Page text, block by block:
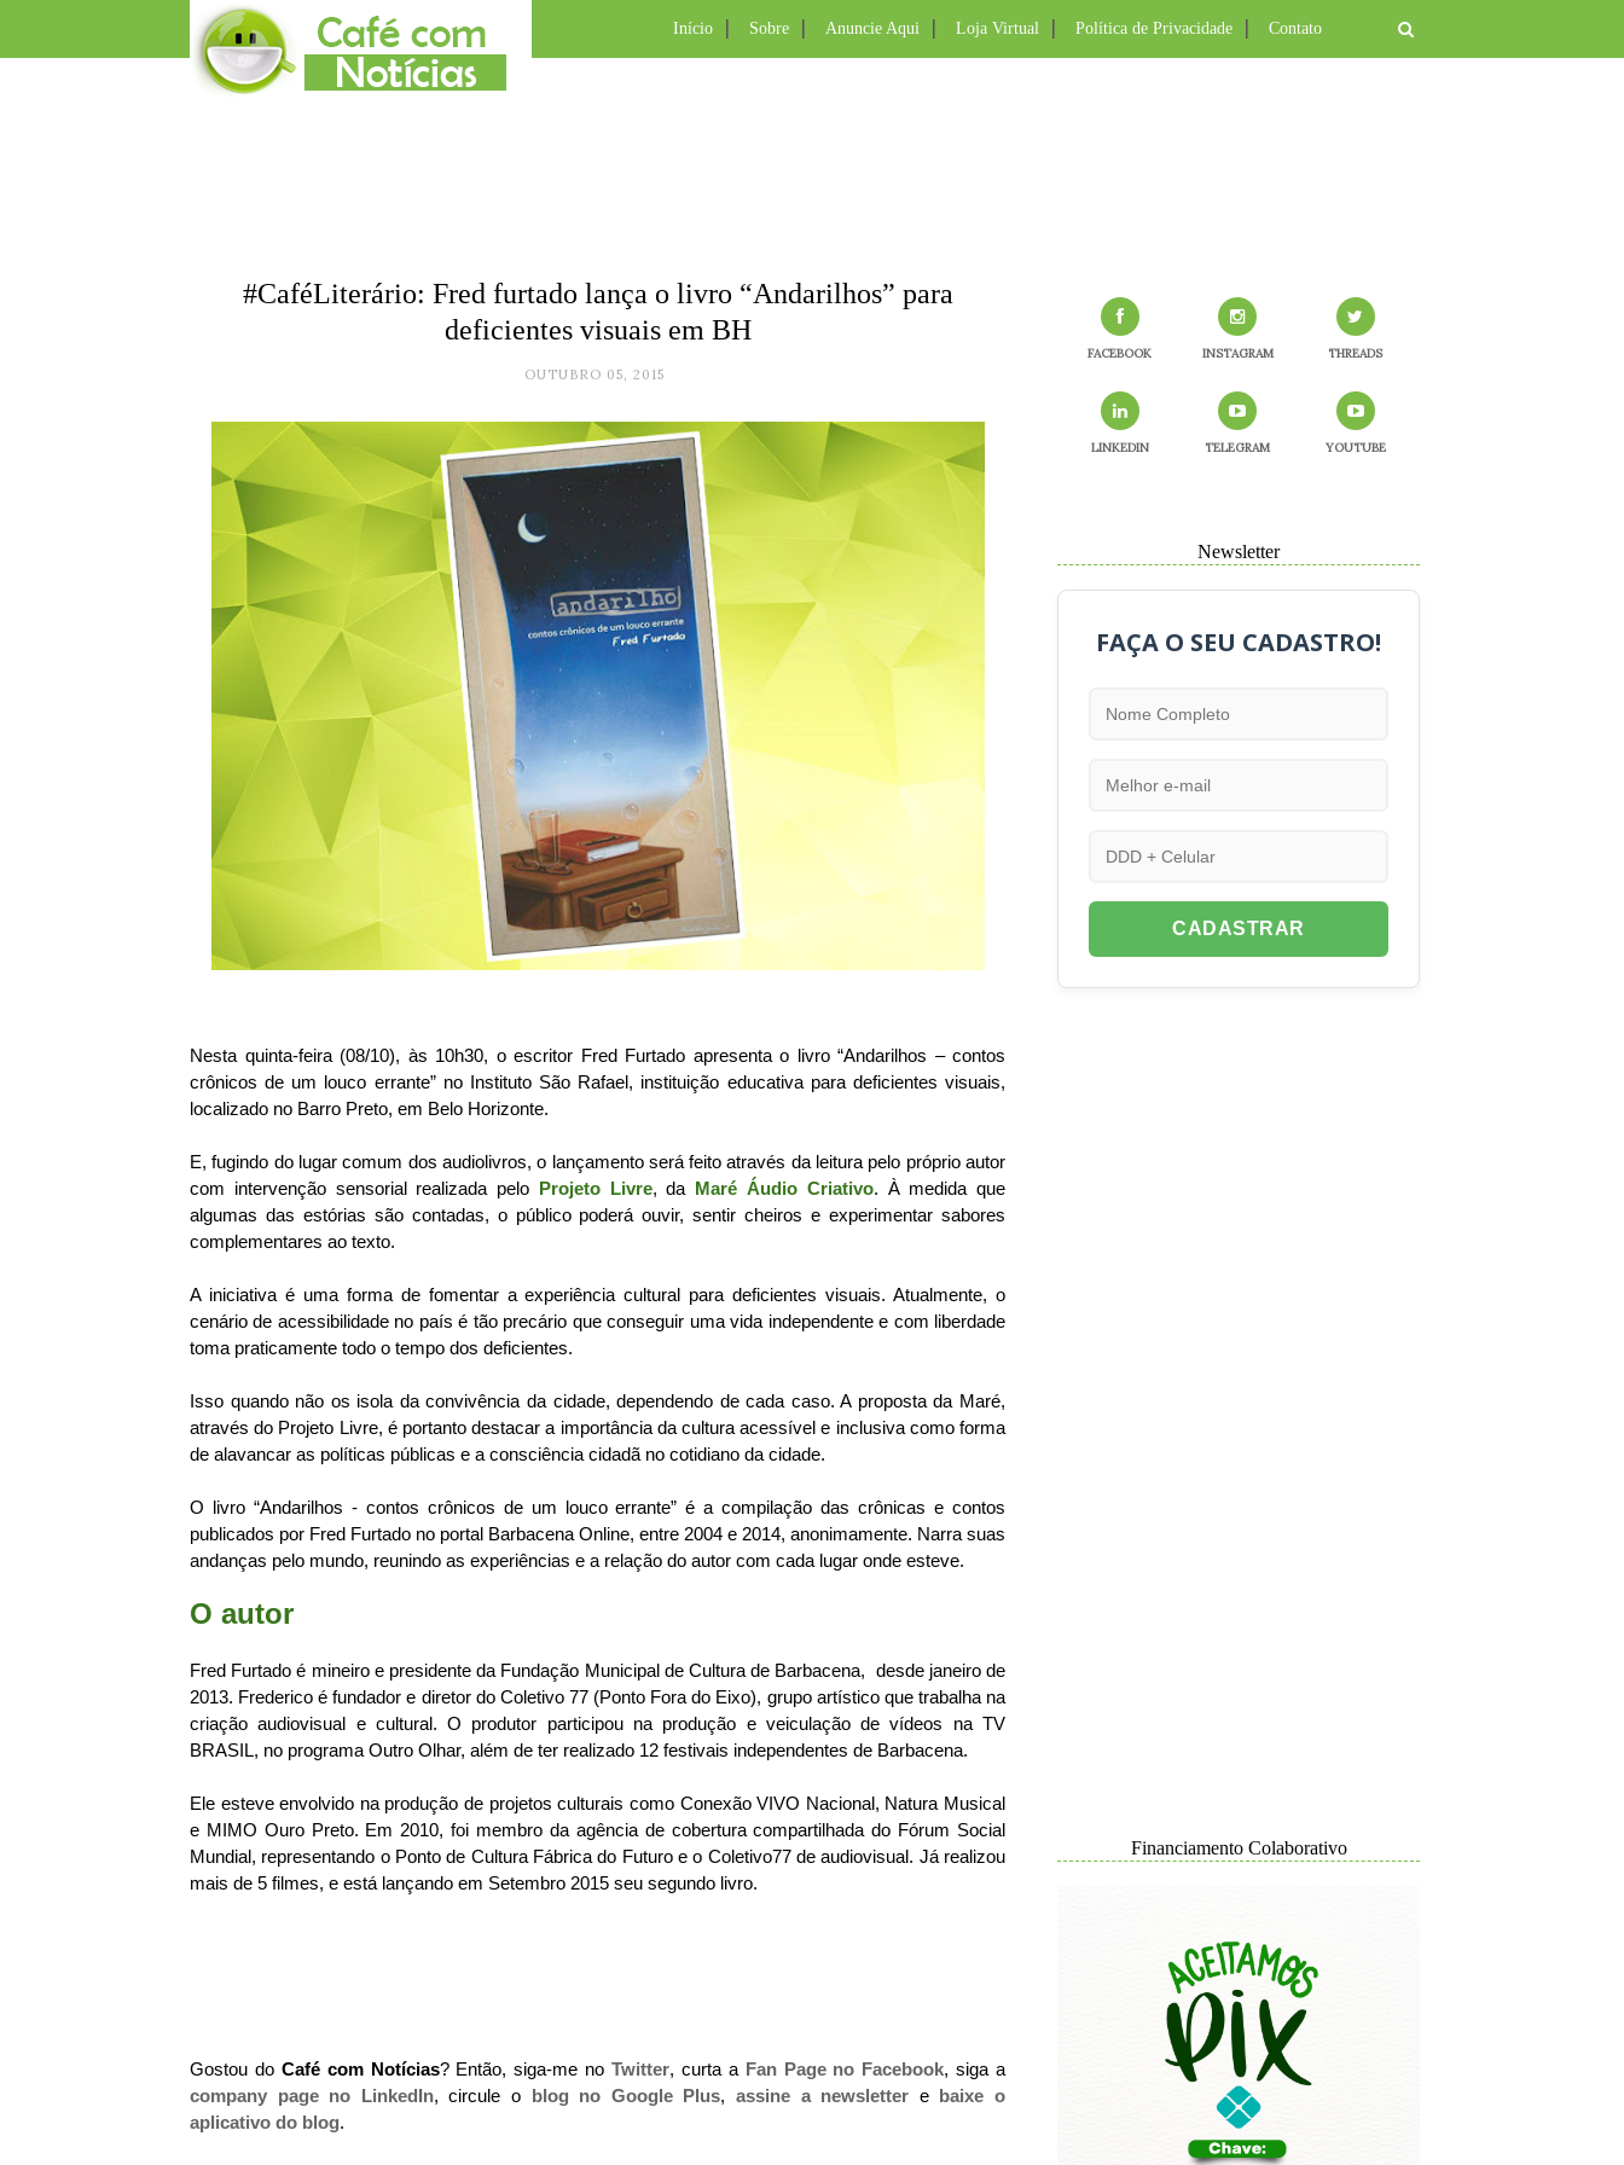
Início Sobre Anuncie Aqui Loja Virtual Política de Privacidade Contato
#CaféLiterário: Fred furtado lança o livro “Andarilhos” para
deficientes visuais em BH
OUTUBRO 05, 2015
Nesta quinta-feira (08/10), às 10h30, o escritor Fred Furtado apresenta o livro “Andarilhos – contos
crônicos de um louco errante” no Instituto São Rafael, instituição educativa para deficientes visuais,
localizado no Barro Preto, em Belo Horizonte.
E, fugindo do lugar comum dos audiolivros, o lançamento será feito através da leitura pelo próprio autor
com intervenção sensorial realizada pelo Projeto Livre, da Maré Áudio Criativo. À medida que
algumas das estórias são contadas, o público poderá ouvir, sentir cheiros e experimentar sabores
complementares ao texto.
A iniciativa é uma forma de fomentar a experiência cultural para deficientes visuais. Atualmente, o
cenário de acessibilidade no país é tão precário que conseguir uma vida independente e com liberdade
toma praticamente todo o tempo dos deficientes.
Isso quando não os isola da convivência da cidade, dependendo de cada caso. A proposta da Maré,
através do Projeto Livre, é portanto destacar a importância da cultura acessível e inclusiva como forma
de alavancar as políticas públicas e a consciência cidadã no cotidiano da cidade.
O livro “Andarilhos - contos crônicos de um louco errante” é a compilação das crônicas e contos
publicados por Fred Furtado no portal Barbacena Online, entre 2004 e 2014, anonimamente. Narra suas
andanças pelo mundo, reunindo as experiências e a relação do autor com cada lugar onde esteve.
O autor
Fred Furtado é mineiro e presidente da Fundação Municipal de Cultura de Barbacena, desde janeiro de
2013. Frederico é fundador e diretor do Coletivo 77 (Ponto Fora do Eixo), grupo artístico que trabalha na
criação audiovisual e cultural. O produtor participou na produção e veiculação de vídeos na TV
BRASIL, no programa Outro Olhar, além de ter realizado 12 festivais independentes de Barbacena.
Ele esteve envolvido na produção de projetos culturais como Conexão VIVO Nacional, Natura Musical
e MIMO Ouro Preto. Em 2010, foi membro da agência de cobertura compartilhada do Fórum Social
Mundial, representando o Ponto de Cultura Fábrica do Futuro e o Coletivo77 de audiovisual. Já realizou
mais de 5 filmes, e está lançando em Setembro 2015 seu segundo livro.
Gostou do Café com Notícias? Então, siga-me no Twitter, curta a Fan Page no Facebook, siga a
company page no LinkedIn, circule o blog no Google Plus,assine a newsletter e baixe o
aplicativo do blog.
FACEBOOK INSTAGRAM THREADS
LINKEDIN TELEGRAM YOUTUBE
Newsletter
FAÇA O SEU CADASTRO!
CADASTRAR
Financiamento Colaborativo